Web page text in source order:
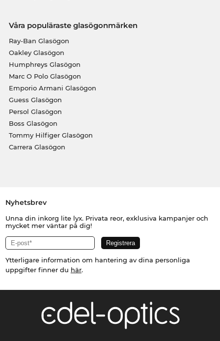
Våra populäraste glasögonmärken
Ray-Ban Glasögon
Oakley Glasögon
Humphreys Glasögon
Marc O Polo Glasögon
Emporio Armani Glasögon
Guess Glasögon
Persol Glasögon
Boss Glasögon
Tommy Hilfiger Glasögon
Carrera Glasögon
Nyhetsbrev
Unna din inkorg lite lyx. Privata reor, exklusiva kampanjer och
mycket mer väntar på dig!
Ytterligare information om hantering av dina personliga
uppgifter finner du här.